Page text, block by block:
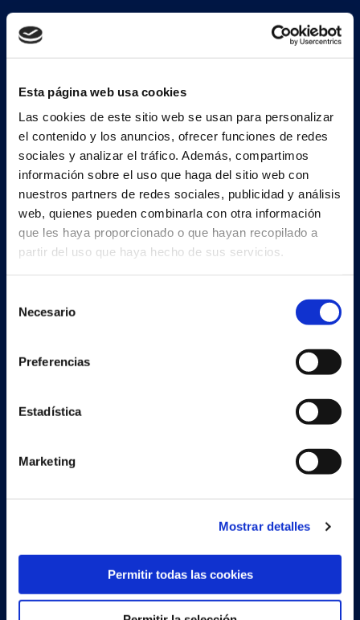
Esta página web usa cookies
Las cookies de este sitio web se usan para personalizar
el contenido y los anuncios, ofrecer funciones de redes
sociales y analizar el tráfico. Además, compartimos
información sobre el uso que haga del sitio web con
nuestros partners de redes sociales, publicidad y análisis
web, quienes pueden combinarla con otra información
que les haya proporcionado o que hayan recopilado a
partir del uso que haya hecho de sus servicios.
Necesario
Preferencias
Estadística
Marketing
Mostrar detalles
Permitir todas las cookies
Suscríbete a nuestra
newsletter
Regístrate ahora
Continia Software
Contáctenos
Job
Document Capture
Document Output